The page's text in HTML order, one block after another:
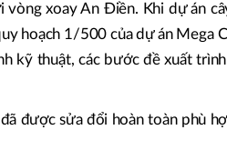
xoay An Điền. Khi dự án
hoạch 1/500 của dự án Mega
kỹ thuật, các bước đề xuất
được sửa đổi hoàn toàn phù